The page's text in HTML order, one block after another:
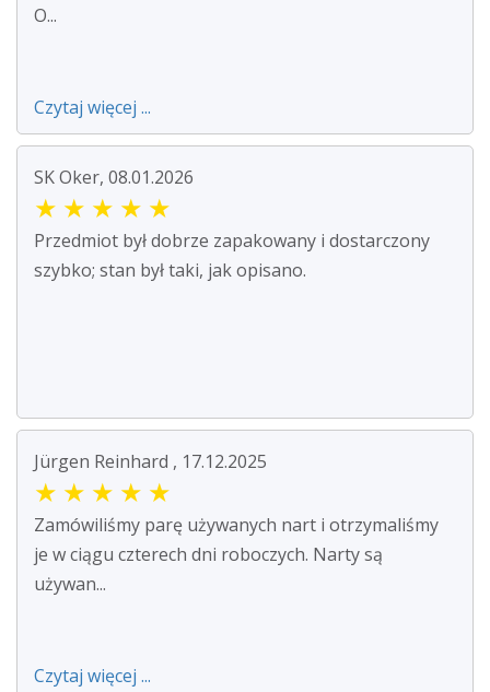
O...
Czytaj więcej ...
SK Oker, 08.01.2026
★ ★ ★ ★ ★
Przedmiot był dobrze zapakowany i dostarczony
szybko; stan był taki, jak opisano.
Jürgen Reinhard , 17.12.2025
★ ★ ★ ★ ★
Zamówiliśmy parę używanych nart i otrzymaliśmy
je w ciągu czterech dni roboczych. Narty są
używan...
Czytaj więcej ...